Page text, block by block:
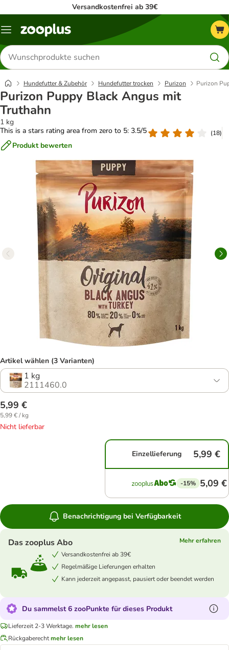
Versandkostenfrei ab 39€
Menü
Produkte
suchen
Hundefutter & Zubehör Hundefutter trocken Purizon Purizon
Purizon Puppy Black Angus mit
Truthahn
1 kg
This is a stars rating area from zero to 5: 3.5/5
(18)
Produkt bewerten
Artikel wählen (3 Varianten)
1 kg
2111460.0
5,99 €
5,99 € / kg
Nicht lieferbar
Einzellieferung 5,99 €
-15% 5,09 €
Benachrichtigung bei Verfügbarkeit
Das zooplus Abo
Mehr erfahren
Versandkostenfrei ab 39€
Regelmäßige Lieferungen erhalten
Kann jederzeit angepasst, pausiert oder beendet werden
Du sammelst 6 zooPunkte für dieses Produkt
Lieferzeit 2-3 Werktage. mehr lesen
Rückgaberechtmehr lesen